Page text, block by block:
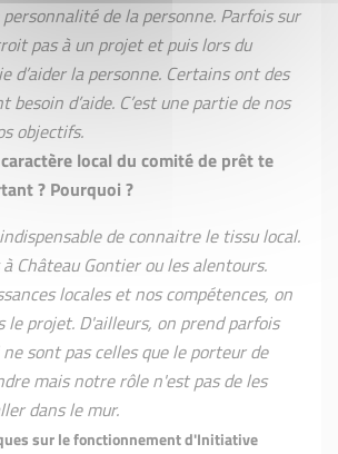
de la personne. Parfois sur
pas à un projet et puis lors du
d’aider la personne. Certains ont des
besoin d’aide. C’est une partie de nos
objectifs.
local du comité de prêt te
? Pourquoi ?
de connaitre le tissu local.
Château Gontier ou les alentours.
locales et nos compétences, on
le projet. D'ailleurs, on prend parfois
sont pas celles que le porteur de
mais notre rôle n'est pas de les
dans le mur.
sur le fonctionnement d'Initiative